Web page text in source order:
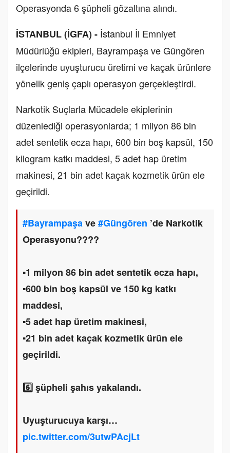
Operasyonda 6 şüpheli gözaltına alındı.
İSTANBUL (İGFA) - İstanbul İl Emniyet
Müdürlüğü ekipleri, Bayrampaşa ve Güngören
ilçelerinde uyuşturucu üretimi ve kaçak ürünlere
yönelik geniş çaplı operasyon gerçekleştirdi.
Narkotik Suçlarla Mücadele ekiplerinin
düzenlediği operasyonlarda; 1 milyon 86 bin
adet sentetik ecza hapı, 600 bin boş kapsül, 150
kilogram katkı maddesi, 5 adet hap üretim
makinesi, 21 bin adet kaçak kozmetik ürün ele
geçirildi.
#Bayrampaşave#Güngören ’de Narkotik
Operasyonu????
▪️1 milyon 86 bin adet sentetik ecza hapı,
▪️600 bin boş kapsül ve 150 kg katkı
maddesi,
▪️5 adet hap üretim makinesi,
▪️21 bin adet kaçak kozmetik ürün ele
geçirildi.
6️⃣ şüpheli şahıs yakalandı.
Uyuşturucuya karşı…
pic.twitter.com/3utwPAcjLt